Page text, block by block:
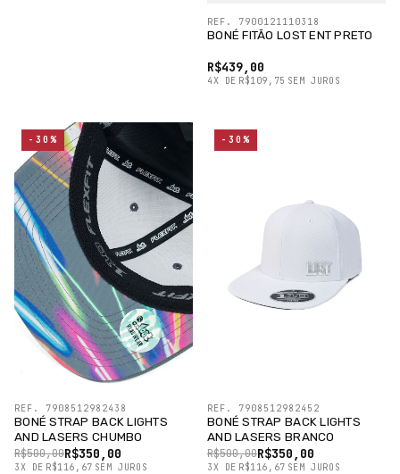
BONÉ FITÃO LOST ENT PRETO
R$439,00
4X DE R$109,75 SEM JUROS
REF. 7900121110318
BONÉ STRAP BACK LIGHTS
AND LASERS CHUMBO
R$350,00
R$500,00
3X DE R$116,67 SEM JUROS
REF. 7908512982438
-30%
BONÉ STRAP BACK LIGHTS
AND LASERS BRANCO
R$350,00
R$500,00
3X DE R$116,67 SEM JUROS
REF. 7908512982452
-30%